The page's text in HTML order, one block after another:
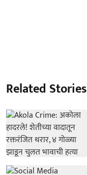
Related Stories